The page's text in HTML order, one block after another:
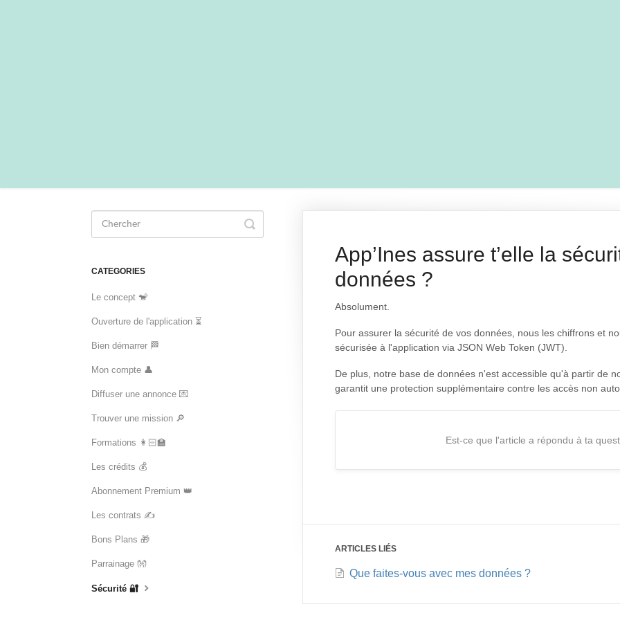
App’Ines assure t’elle la
données ?
Absolument.
Pour assurer la sécurité de vos données, nous les chiffrons et
sécurisée à l'application via JSON Web Token (JWT).
De plus, notre base de données n'est accessible qu'à partir de
garantit une protection supplémentaire contre les accès non
Est-ce que l'article a répondu à ta
ARTICLES LIÉS
Que faites-vous avec mes données ?
Toggle
Search
CATEGORIES
Le concept 🐒
Ouverture de l'application ⏳
Bien démarrer 🏁
Mon compte 👤
Diffuser une annonce 💌
Trouver une mission 🔎
Formations 👩🏻‍🏫
Les crédits 💰
Abonnement Premium 👑
Les contrats ✍️
Bons Plans 🎁
Parrainage 👐
Sécurité 🔐